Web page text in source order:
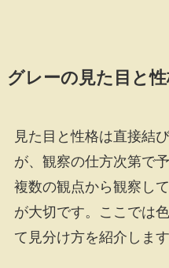
グレーの見た目と
見た目と性格は直接結
が、観察の仕方次第で
複数の観点から観察し
が大切です。ここでは
て見分け方を紹介します